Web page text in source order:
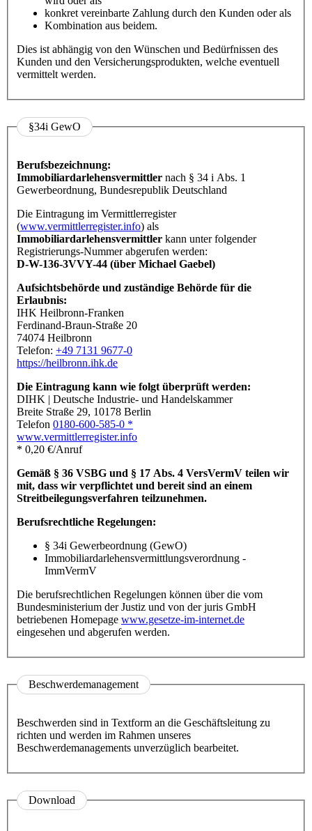
konkret vereinbarte Zahlung durch den Kunden oder als
Kombination aus beidem.
Dies ist abhängig von den Wünschen und Bedürfnissen des
Kunden und den Versicherungsprodukten, welche eventuell
vermittelt werden.
§34i GewO
Berufsbezeichnung:
Immobiliardarlehensvermittler nach § 34 i Abs. 1
Gewerbeordnung, Bundesrepublik Deutschland
Die Eintragung im Vermittlerregister
(www.vermittlerregister.info) als
Immobiliardarlehensvermittler kann unter folgender
Registrierungs-Nummer abgerufen werden:
D-W-136-3VVY-44 (über Michael Gaebel)
Aufsichtsbehörde und zuständige Behörde für die
Erlaubnis:
IHK Heilbronn-Franken
Ferdinand-Braun-Straße 20
74074 Heilbronn
Telefon: +49 7131 9677-0
https://heilbronn.ihk.de
Die Eintragung kann wie folgt überprüft werden:
DIHK | Deutsche Industrie- und Handelskammer
Breite Straße 29, 10178 Berlin
Telefon 0180-600-585-0 *
www.vermittlerregister.info
* 0,20 €/Anruf
Gemäß § 36 VSBG und § 17 Abs. 4 VersVermV teilen wir
mit, dass wir verpflichtet und bereit sind an einem
Streitbeilegungsverfahren teilzunehmen.
Berufsrechtliche Regelungen:
§ 34i Gewerbeordnung (GewO)
Immobiliardarlehensvermittlungsverordnung -
ImmVermV
Die berufsrechtlichen Regelungen können über die vom
Bundesministerium der Justiz und von der juris GmbH
betriebenen Homepage www.gesetze-im-internet.de
eingesehen und abgerufen werden.
Beschwerdemanagement
Beschwerden sind in Textform an die Geschäftsleitung zu
richten und werden im Rahmen unseres
Beschwerdemanagements unverzüglich bearbeitet.
Download